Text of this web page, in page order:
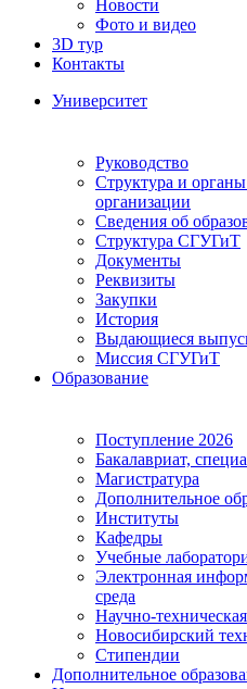
Новости
Фото и видео
3D тур
Контакты
Университет
Руководство
Структура и
организации
Сведения об
Структура СГУГиТ
Документы
Реквизиты
Закупки
История
Выдающиеся
Миссия СГУГиТ
Образование
Поступление 2026
Бакалавриат,
Магистратура
Дополнительное
Институты
Кафедры
Учебные
Электронная
среда
Научно-
Новосибирский
Стипендии
Дополнительное